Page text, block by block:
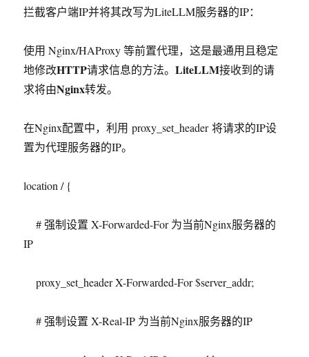
拦截客户端IP并将其改写为LiteLLM服务器的IP：
使用 Nginx/HAProxy等前置代理，这是最通用且稳定
地修改HTTP请求信息的方法。LiteLLM接收到的请
求将由Nginx转发。
在Nginx配置中，利用 proxy_set_header将请求的IP设
置为代理服务器的IP。
location / {
#强制设置 X-Forwarded-For为当前Nginx服务器的
IP
proxy_set_header X-Forwarded-For $server_addr;
#强制设置 X-Real-IP 为当前Nginx服务器的IP